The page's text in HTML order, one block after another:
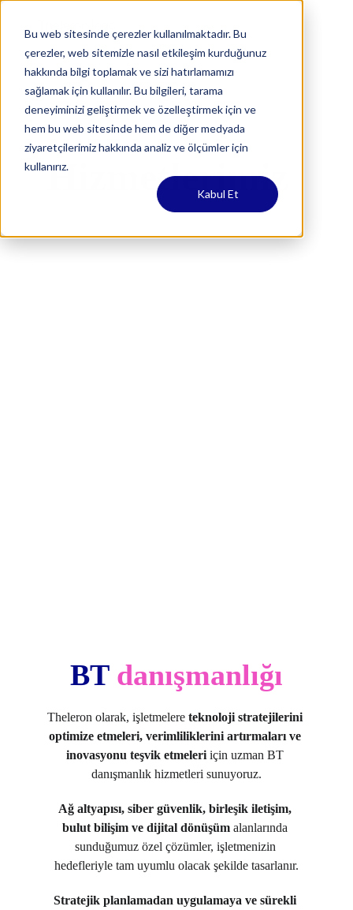
Bu web sitesinde çerezler kullanılmaktadır. Bu
çerezler, web sitemizle nasıl etkileşim kurduğunuz
hakkında bilgi toplamak ve sizi hatırlamamızı
sağlamak için kullanılır. Bu bilgileri, tarama
deneyiminizi geliştirmek ve özelleştirmek için ve
hem bu web sitesinde hem de diğer medyada
ziyaretçilerimiz hakkında analiz ve ölçümler için
kullanırız.
Kabul Et
Her büyüklükten işletme için stratejiden
Hizmetlerimiz
Theleron olarak, işletmelere teknoloji stratejilerini
optimize etmeleri, verimliliklerini artırmaları ve
inovasyonu teşvik etmeleri için uzman BT
danışmanlık hizmetleri sunuyoruz.
Ağ altyapısı, siber güvenlik, birleşik iletişim,
bulut bilişim ve dijital dönüşüm alanlarında
sunduğumuz özel çözümler, işletmenizin
hedefleriyle tam uyumlu olacak şekilde tasarlanır.
Stratejik planlamadan uygulamaya ve sürekli
BT danışmanlığı